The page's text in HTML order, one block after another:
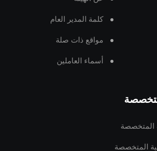
كلمة المدير العام
مواقع ذات صلة
أسماء العاملين
المتخصصة
المتخصصة